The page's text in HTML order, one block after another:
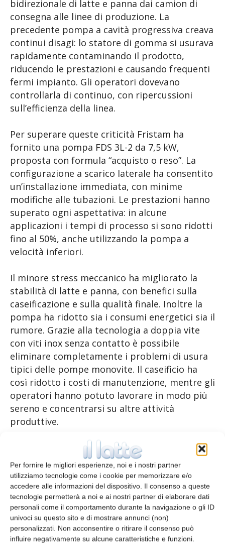
Per fornire le migliori esperienze, noi e i nostri partner
utilizziamo tecnologie come i cookie per memorizzare e/o
accedere alle informazioni del dispositivo. Il consenso a queste
tecnologie permetterà a noi e ai nostri partner di elaborare dati
personali come il comportamento durante la navigazione o gli ID
univoci su questo sito e di mostrare annunci (non)
personalizzati. Non acconsentire o ritirare il consenso può
influire negativamente su alcune caratteristiche e funzioni.
bidirezionale di latte e panna dai camion di
consegna alle linee di produzione. La
precedente pompa a cavità progressiva creava
continui disagi: lo statore di gomma si usurava
rapidamente contaminando il prodotto,
riducendo le prestazioni e causando frequenti
fermi impianto. Gli operatori dovevano
controllarla di continuo, con ripercussioni
sull’efficienza della linea.
Per superare queste criticità Fristam ha
fornito una pompa FDS 3L-2 da 7,5 kW,
proposta con formula “acquisto o reso”. La
configurazione a scarico laterale ha consentito
un’installazione immediata, con minime
modifiche alle tubazioni. Le prestazioni hanno
superato ogni aspettativa: in alcune
applicazioni i tempi di processo si sono ridotti
fino al 50%, anche utilizzando la pompa a
velocità inferiori.
Il minore stress meccanico ha migliorato la
stabilità di latte e panna, con benefici sulla
caseificazione e sulla qualità finale. Inoltre la
pompa ha ridotto sia i consumi energetici sia il
rumore. Grazie alla tecnologia a doppia vite
con viti inox senza contatto è possibile
eliminare completamente i problemi di usura
tipici delle pompe monovite. Il caseificio ha
così ridotto i costi di manutenzione, mentre gli
operatori hanno potuto lavorare in modo più
sereno e concentrarsi su altre attività
produttive.